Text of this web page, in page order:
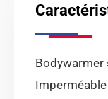
Bodywarmer